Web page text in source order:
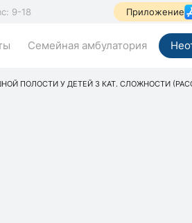
9-18 Приложение
Семейная амбулатория
ПОЛОСТИ У ДЕТЕЙ 3 КАТ. СЛОЖНОСТИ